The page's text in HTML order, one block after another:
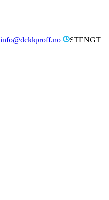
info@dekkproff.no
STENGT